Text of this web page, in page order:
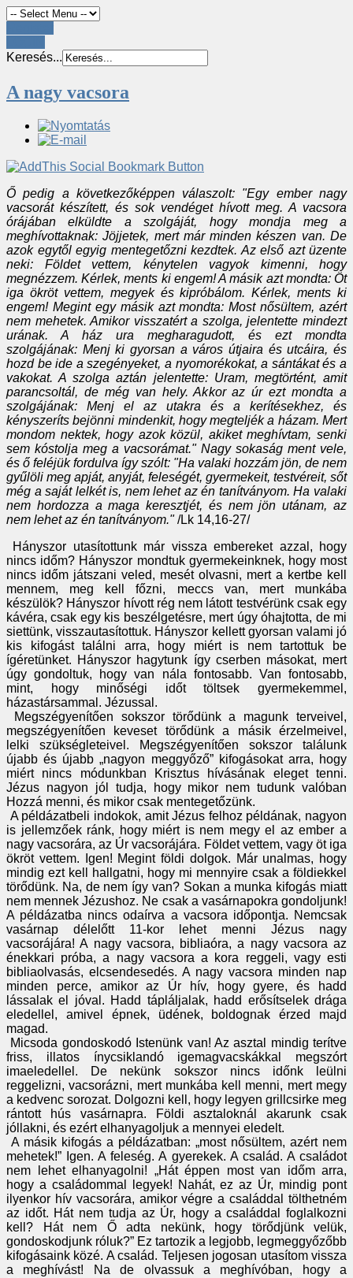
Keresés...
A nagy vacsora
Ő pedig a következőképpen válaszolt: "Egy ember nagy
vacsorát készített, és sok vendéget hívott meg. A vacsora
órájában elküldte a szolgáját, hogy mondja meg a
meghívottaknak: Jöjjetek, mert már minden készen van. De
azok egytől egyig mentegetőzni kezdtek. Az első azt üzente
neki: Földet vettem, kénytelen vagyok kimenni, hogy
megnézzem. Kérlek, ments ki engem! A másik azt mondta: Öt
iga ökröt vettem, megyek és kipróbálom. Kérlek, ments ki
engem! Megint egy másik azt mondta: Most nősültem, azért
nem mehetek. Amikor visszatért a szolga, jelentette mindezt
urának. A ház ura megharagudott, és ezt mondta
szolgájának: Menj ki gyorsan a város útjaira és utcáira, és
hozd be ide a szegényeket, a nyomorékokat, a sántákat és a
vakokat. A szolga aztán jelentette: Uram, megtörtént, amit
parancsoltál, de még van hely. Akkor az úr ezt mondta a
szolgájának: Menj el az utakra és a kerítésekhez, és
kényszeríts bejönni mindenkit, hogy megteljék a házam. Mert
mondom nektek, hogy azok közül, akiket meghívtam, senki
sem kóstolja meg a vacsorámat." Nagy sokaság ment vele,
és ő feléjük fordulva így szólt: "Ha valaki hozzám jön, de nem
gyűlöli meg apját, anyját, feleségét, gyermekeit, testvéreit, sőt
még a saját lelkét is, nem lehet az én tanítványom. Ha valaki
nem hordozza a maga keresztjét, és nem jön utánam, az
nem lehet az én tanítványom."/Lk 14,16-27/
Hányszor utasítottunk már vissza embereket azzal, hogy
nincs időm? Hányszor mondtuk gyermekeinknek, hogy most
nincs időm játszani veled, mesét olvasni, mert a kertbe kell
mennem, meg kell főzni, meccs van, mert munkába
készülök? Hányszor hívott rég nem látott testvérünk csak egy
kávéra, csak egy kis beszélgetésre, mert úgy óhajtotta, de mi
siettünk, visszautasítottuk. Hányszor kellett gyorsan valami jó
kis kifogást találni arra, hogy miért is nem tartottuk be
ígéretünket. Hányszor hagytunk így cserben másokat, mert
úgy gondoltuk, hogy van nála fontosabb. Van fontosabb,
mint, hogy minőségi időt töltsek gyermekemmel,
házastársammal. Jézussal.
Megszégyenítően sokszor törődünk a magunk terveivel,
megszégyenítően keveset törődünk a másik érzelmeivel,
lelki szükségleteivel. Megszégyenítően sokszor találunk
újabb és újabb „nagyon meggyőző” kifogásokat arra, hogy
miért nincs módunkban Krisztus hívásának eleget tenni.
Jézus nagyon jól tudja, hogy mikor nem tudunk valóban
Hozzá menni, és mikor csak mentegetőzünk.
A példázatbeli indokok, amit Jézus felhoz példának, nagyon
is jellemzőek ránk, hogy miért is nem megy el az ember a
nagy vacsorára, az Úr vacsorájára. Földet vettem, vagy öt iga
ökröt vettem. Igen! Megint földi dolgok. Már unalmas, hogy
mindig ezt kell hallgatni, hogy mi mennyire csak a földiekkel
törődünk. Na, de nem így van? Sokan a munka kifogás miatt
nem mennek Jézushoz. Ne csak a vasárnapokra gondoljunk!
A példázatba nincs odaírva a vacsora időpontja. Nemcsak
vasárnap délelőtt 11-kor lehet menni Jézus nagy
vacsorájára! A nagy vacsora, bibliaóra, a nagy vacsora az
énekkari próba, a nagy vacsora a kora reggeli, vagy esti
bibliaolvasás, elcsendesedés. A nagy vacsora minden nap
minden perce, amikor az Úr hív, hogy gyere, és hadd
lássalak el jóval. Hadd tápláljalak, hadd erősítselek drága
eledellel, amivel épnek, üdének, boldognak érzed majd
magad.
Micsoda gondoskodó Istenünk van! Az asztal mindig terítve
friss, illatos ínycsiklandó igemagvacskákkal megszórt
imaeledellel. De nekünk sokszor nincs időnk leülni
reggelizni, vacsorázni, mert munkába kell menni, mert megy
a kedvenc sorozat. Dolgozni kell, hogy legyen grillcsirke meg
rántott hús vasárnapra. Földi asztaloknál akarunk csak
jóllakni, és ezért elhanyagoljuk a mennyei eledelt.
A másik kifogás a példázatban: „most nősültem, azért nem
mehetek!” Igen. A feleség. A gyerekek. A család. A családot
nem lehet elhanyagolni! „Hát éppen most van időm arra,
hogy a családommal legyek! Nahát, ez az Úr, mindig pont
ilyenkor hív vacsorára, amikor végre a családdal tölthetném
az időt. Hát nem tudja az Úr, hogy a családdal foglalkozni
kell? Hát nem Ő adta nekünk, hogy törődjünk velük,
gondoskodjunk róluk?” Ez tartozik a legjobb, legmeggyőzőbb
kifogásaink közé. A család. Teljesen jogosan utasítom vissza
a meghívást! Na de olvassuk a meghívóban, hogy a